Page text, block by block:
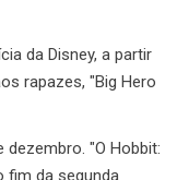
da Disney, a partir
rapazes, "Big Hero
dezembro. "O Hobbit:
fim da segunda